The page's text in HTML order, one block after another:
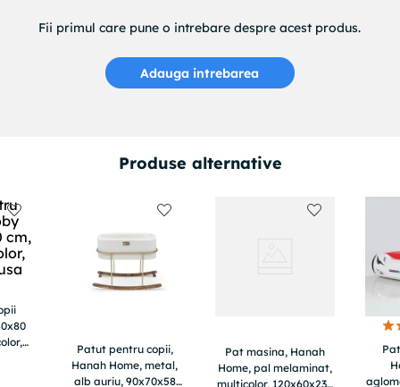
Fii primul care pune o intrebare despre acest produs.
Adauga intrebarea
Produse alternative
Patut pentru copii,
Hanah Home, metal,
alb auriu, 90x70x58
Pat masina, Hanah
Home, pal melaminat,
multicolor, 120x60x230